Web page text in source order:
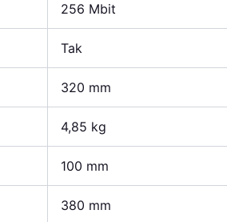
256 Mbit
Tak
320 mm
4,85 kg
100 mm
380 mm